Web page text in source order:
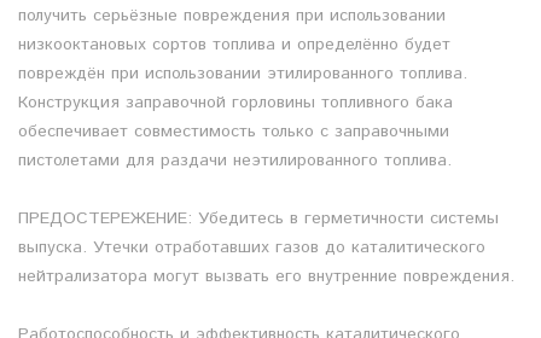
получить серьёзные повреждения при использовании
низкооктановых сортов топлива и определённо будет
повреждён при использовании этилированного топлива.
Конструкция заправочной горловины топливного бака
обеспечивает совместимость только с заправочными
пистолетами для раздачи неэтилированного топлива.
ПРЕДОСТЕРЕЖЕНИЕ: Убедитесь в герметичности системы
выпуска. Утечки отработавших газов до каталитического
нейтрализатора могут вызвать его внутренние повреждения.